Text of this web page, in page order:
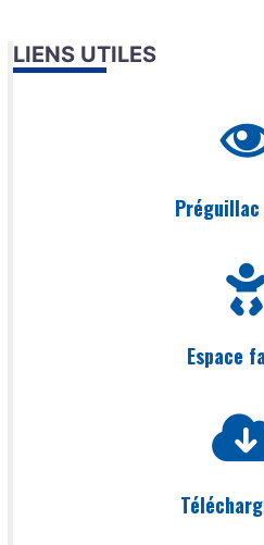
LIENS UTILES
Préguillac
Espace